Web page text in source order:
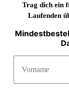
Trag dich ein
Laufenden